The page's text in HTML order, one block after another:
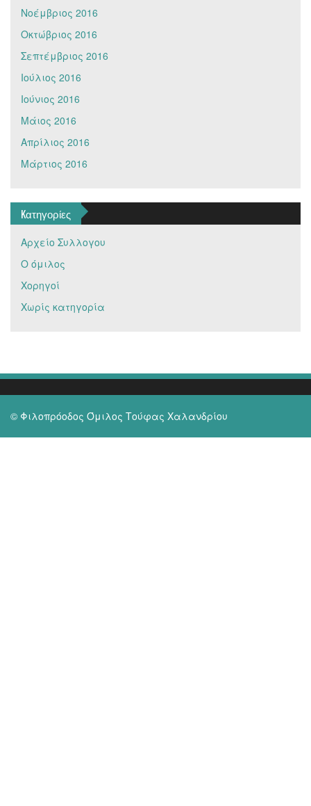
Νοέμβριος 2016
Οκτώβριος 2016
Σεπτέμβριος 2016
Ιούλιος 2016
Ιούνιος 2016
Μάιος 2016
Απρίλιος 2016
Μάρτιος 2016
Kατηγορίες
Αρχείο Συλλογου
Ο όμιλος
Χορηγοί
Χωρίς κατηγορία
© Φιλοπρόοδος Όμιλος Τούφας Χαλανδρίου